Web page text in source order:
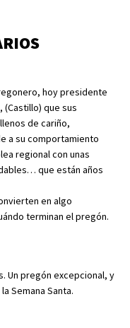
hoy presidente
(Castillo) que sus
de cariño,
a su comportamiento
regional con unas
que están años
en algo
terminan el pregón.
Un pregón excepcional, y
Semana Santa.